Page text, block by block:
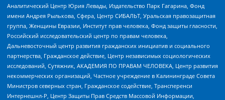
Аналитический Центр Юрия Левады, Издательство Парк Гагарина, Фонд
имени Андрея Рылькова, Сфера, Центр СИБАЛЬТ, Уральская правозащитная
группа, Женщины Евразии, Институт прав человека, Фонд защиты гласности,
Российский исследовательский центр по правам человека,
Дальневосточный центр развития гражданских инициатив и социального
партнерства, Гражданское действие, Центр независимых социологических
исследований, Сутяжник, АКАДЕМИЯ ПО ПРАВАМ ЧЕЛОВЕКА, Центр развития
некоммерческих организаций, Частное учреждение в Калининграде Совета
Министров северных стран, Гражданское содействие, Трансперенси
Интернешнл-Р, Центр Защиты Прав Средств Массовой Информации,